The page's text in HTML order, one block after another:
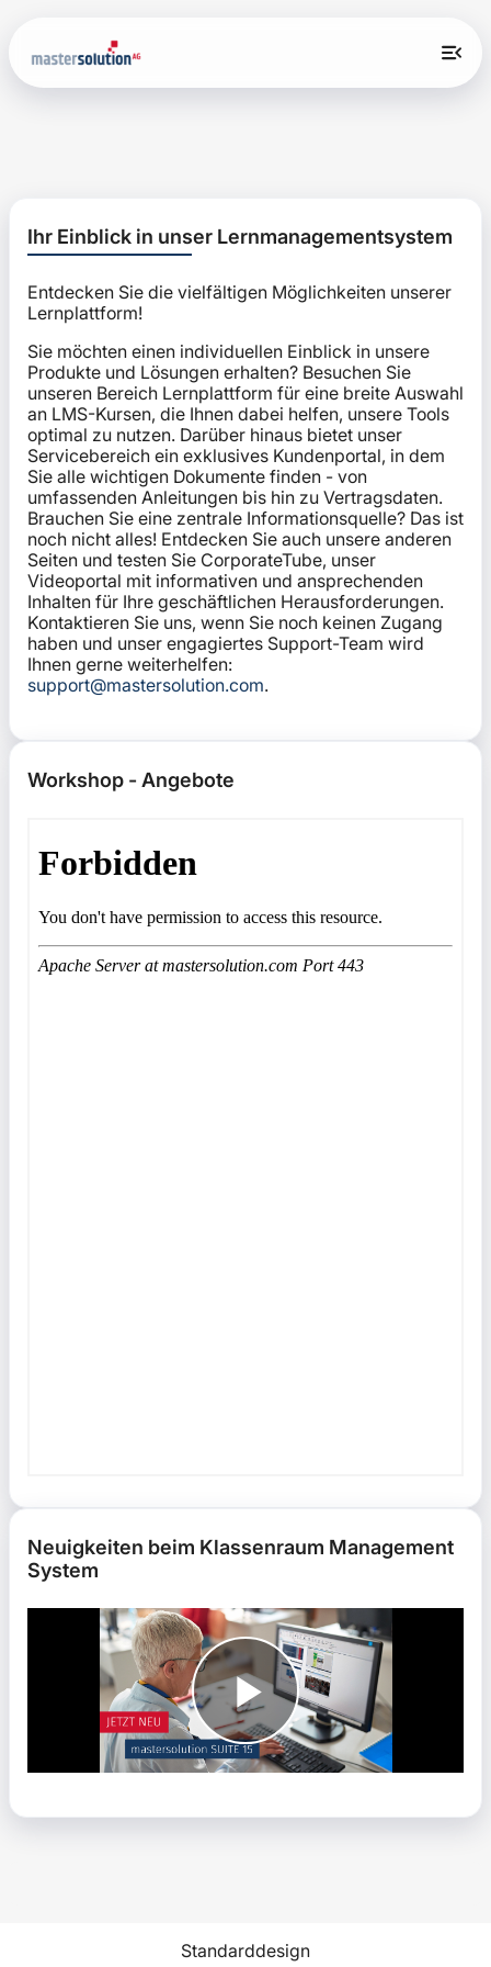
Ihr Einblick in unser Lernmanagementsystem
Ihr Einblick in unser Lernmanagementsystem
Entdecken Sie die vielfältigen Möglichkeiten unserer
Lernplattform!
Sie möchten einen individuellen Einblick in unsere
Produkte und Lösungen erhalten? Besuchen Sie
unseren Bereich Lernplattform für eine breite Auswahl
an LMS-Kursen, die Ihnen dabei helfen, unsere Tools
optimal zu nutzen. Darüber hinaus bietet unser
Servicebereich ein exklusives Kundenportal, in dem
Sie alle wichtigen Dokumente finden - von
umfassenden Anleitungen bis hin zu Vertragsdaten.
Brauchen Sie eine zentrale Informationsquelle? Das ist
noch nicht alles! Entdecken Sie auch unsere anderen
Seiten und testen Sie CorporateTube, unser
Videoportal mit informativen und ansprechenden
Inhalten für Ihre geschäftlichen Herausforderungen.
Kontaktieren Sie uns, wenn Sie noch keinen Zugang
haben und unser engagiertes Support-Team wird
Ihnen gerne weiterhelfen:
support@mastersolution.com.
Workshop - Angebote überspringen
Workshop - Angebote
Neuigkeiten beim Klassenraum Management System
Neuigkeiten beim Klassenraum Management
System
Standarddesign